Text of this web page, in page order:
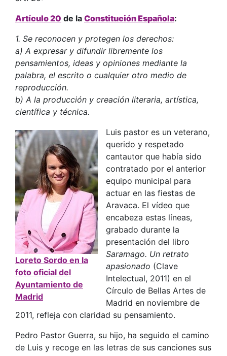
Artículo 20 de la Constitución Española:
1. Se reconocen y protegen los derechos:
a) A expresar y difundir libremente los
pensamientos, ideas y opiniones mediante la
palabra, el escrito o cualquier otro medio de
reproducción.
b) A la producción y creación literaria, artística,
científica y técnica.
Loreto Sordo en la
foto oficial del
Ayuntamiento de
Madrid
Luis pastor es un veterano,
querido y respetado
cantautor que había sido
contratado por el anterior
equipo municipal para
actuar en las fiestas de
Aravaca. El vídeo que
encabeza estas líneas,
grabado durante la
presentación del libro
Saramago. Un retrato
apasionado (Clave
Intelectual, 2011) en el
Círculo de Bellas Artes de
Madrid en noviembre de
2011, refleja con claridad su pensamiento.
Pedro Pastor Guerra, su hijo, ha seguido el camino
de Luis y recoge en las letras de sus canciones sus